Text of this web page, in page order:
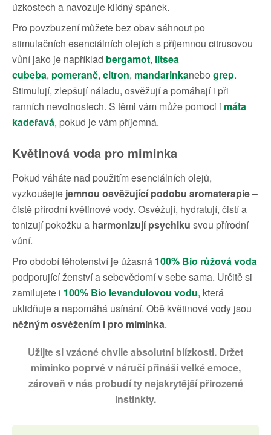
úzkostech a navozuje klidný spánek.
Pro povzbuzení můžete bez obav sáhnout po
stimulačních esenciálních olejích s příjemnou citrusovou
vůní jako je například bergamot, litsea
cubeba, pomeranč, citron, mandarinkanebo grep.
Stimulují, zlepšují náladu, osvěžují a pomáhají i při
ranních nevolnostech. S těmi vám může pomoci i máta
kadeřavá, pokud je vám příjemná.
Květinová voda pro miminka
Pokud váháte nad použitím esenciálních olejů,
vyzkoušejte jemnou osvěžující podobu aromaterapie–
čistě přírodní květinové vody. Osvěžují, hydratují, čistí a
tonizují pokožku a harmonizují psychiku svou přírodní
vůní.
Pro období těhotenství je úžasná 100% Bio růžová voda
podporující ženství a sebevědomí v sebe sama. Určitě si
zamilujete i 100% Bio levandulovou vodu, která
uklidňuje a napomáhá usínání. Obě květinové vody jsou
něžným osvěžením i pro miminka.
Užijte si vzácné chvíle absolutní blízkosti. Držet
miminko poprvé v náručí přináší velké emoce,
zároveň v nás probudí ty nejskrytější přirozené
instinkty.